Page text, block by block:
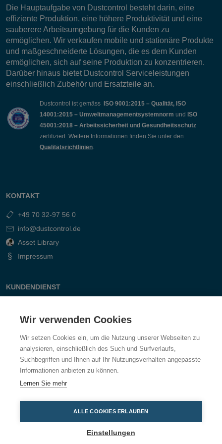
Die Hauptaufgabe von Dustcontrol besteht darin, eine
effiziente Produktion, eine höhere Produktivität und eine
sauberere Arbeitsumgebung für die Kunden zu
ermöglichen. Wir verkaufen mobile und stationäre Produkte
und maßgeschneiderte Lösungen, die es dem Kunden
ermöglichen, sich auf seine Produktion zu konzentrieren.
Darüber hinaus bietet Dustcontrol Serviceleistungen
einschließlich Zubehör und Ersatzteile an.
Dustcontrol ist gemäss
ISO 9001:2015 – Qualität, ISO
14001:2015 – Umweltmanagementsystemnorm und ISO
45001:2018 – Arbeitssicherheit und Gesundheitsschutz
zertifiziert. Weitere Informationen finden Sie unter den
Qualitätsrichtlinien.
KONTAKT
+49 70 32-97 56 0
info@dustcontrol.de
Asset Library
Impressum
KUNDENDIENST
Fragen & Antworten
Wir verwenden Cookies
Wir setzen Cookies ein, um die Nutzung unserer Webseiten zu
analysieren, einschließlich des Such und Surfverlaufs,
Suchbegriffen und Ihnen auf Ihr Nutzungsverhalten angepasste
Informationen anbieten zu können.
Lernen Sie mehr
ALLE COOKIES ERLAUBEN
Einstellungen